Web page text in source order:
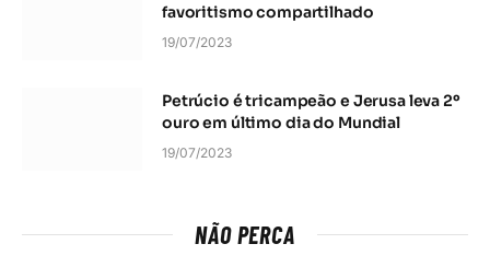
favoritismo compartilhado
19/07/2023
Petrúcio é tricampeão e Jerusa leva 2º
ouro em último dia do Mundial
19/07/2023
NÃO PERCA